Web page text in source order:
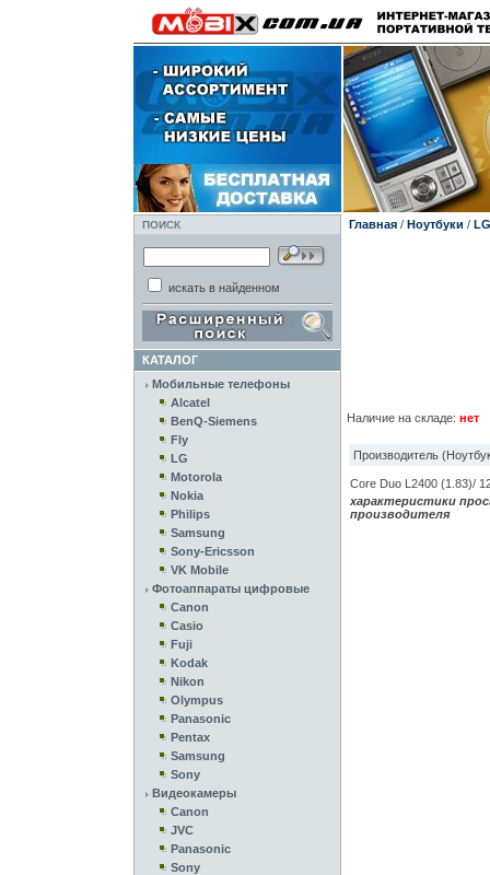
ПОИСК
искать в найденном
КАТАЛОГ
Мобильные телефоны
Alcatel
BenQ-Siemens
Fly
LG
Motorola
Nokia
Philips
Samsung
Sony-Ericsson
VK Mobile
Фотоаппараты цифровые
Canon
Casio
Fuji
Kodak
Nikon
Olympus
Panasonic
Pentax
Samsung
Sony
Видеокамеры
Canon
JVC
Panasonic
Sony
Главная/ Ноутбуки / LG
Наличие на складе: нет
Производитель
Core Duo L2400 (1.83)/
характеристики
производителя